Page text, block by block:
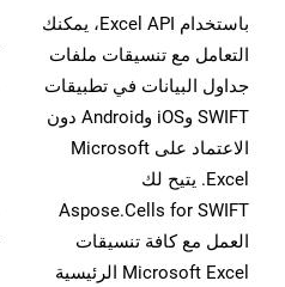
باستخدام Excel API، يمكنك
التعامل مع تنسيقات ملفات
جداول البيانات في تطبيقات
SWIFT وiOS وAndroid دون
الاعتماد على Microsoft
Excel. يتيح لك
Aspose.Cells for SWIFT
العمل مع كافة تنسيقات
Microsoft Excel الرئيسية